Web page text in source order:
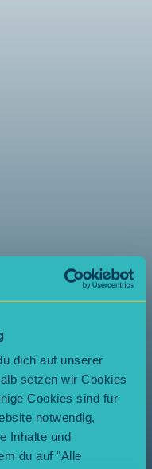
dich auf unserer
setzen wir Cookies
Cookies sind für
notwendig,
Inhalte und
du auf "Alle